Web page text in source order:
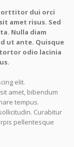
dui orci
amet risus. Sed
Nulla diam
ut ante. Quisque
odio lacinia
elit.
amet, bibendum
tempus.
Curabitur
pellentesque